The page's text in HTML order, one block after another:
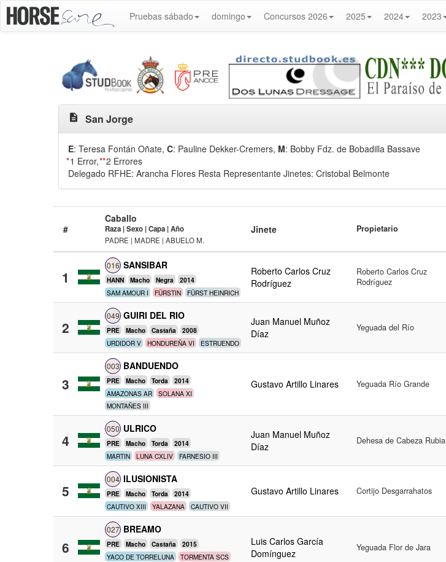
Pruebas sábado domingo Concursos 2026 2025 2024 2023
description San Jorge
E: Teresa Fontán Oñate, C: Pauline Dekker-Cremers, M: Bobby Fdz. de Bobadilla Bassave
*1 Error,**2 Errores
Delegado RFHE: Arancha Flores Resta Representante Jinetes: Cristobal Belmonte
#
Caballo
Raza | Sexo | Capa | Año
PADRE | MADRE | ABUELO M.
Jinete Propietario
1
016 SANSIBAR
HANN Macho Negra 2014
SAM AMOUR I FÜRSTIN FÜRST HEINRICH
Roberto Carlos Cruz
Rodríguez
Roberto Carlos Cruz
Rodríguez
2
049 GUIRI DEL RIO
PRE Macho Castaña 2008
URDIDOR V HONDUREÑA VI ESTRUENDO
Juan Manuel Muñoz
Díaz
Yeguada del Río
3
003 BANDUENDO
PRE Macho Torda 2014
AMAZONAS AR
SOLANA XI
MONTAÑES III
Gustavo Artillo Linares Yeguada Río Grande
4
050 ULRICO
PRE Macho Torda 2014
MARTIN LUNA CXLIV FARNESIO III
Juan Manuel Muñoz
Díaz
Dehesa de Cabeza Rubia
5
004 ILUSIONISTA
PRE Macho Torda 2014
CAUTIVO XIII YALAZANA CAUTIVO VII
Gustavo Artillo Linares Cortijo Desgarrahatos
6
027 BREAMO
PRE Macho Castaña 2015
YACO DE TORRELUNA
TORMENTA SCS
Luis Carlos García
Domínguez
Yeguada Flor de Jara